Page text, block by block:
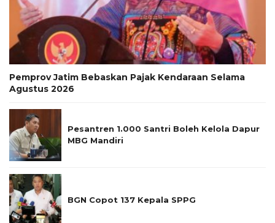
Pemprov Jatim Bebaskan Pajak Kendaraan Selama
Agustus 2026
Pesantren 1.000 Santri Boleh Kelola Dapur
MBG Mandiri
BGN Copot 137 Kepala SPPG